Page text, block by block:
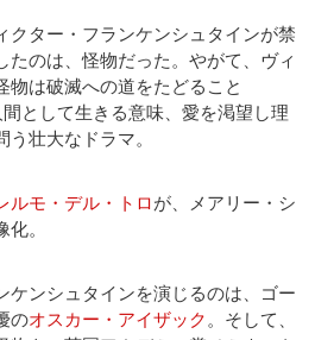
クター・フランケンシュタインが禁
たのは、怪物だった。やがて、ヴィ
物は破滅への道をたどること
として生きる意味、愛を渇望し理
壮大なドラマ。
ルモ・デル・トロが、メアリー・シ
。
ケンシュタインを演じるのは、ゴー
のオスカー・アイザック 。そして、